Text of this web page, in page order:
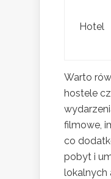
Hotel
Warto
hostele
filmowe,
co
pobyt i
lokalnych